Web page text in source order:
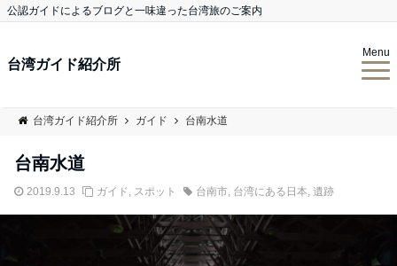
公認ガイドによるブログと一味違った台湾旅のご案内
台湾ガイド紹介所
Menu
台湾ガイド紹介所 ガイド 台南水道
台南水道
2019.9.13 ガイド , スポット 台南市, 台湾にある日本, 遺跡